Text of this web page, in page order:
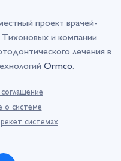
проект врачей-
и компании
лечения в
Ormco.
о системе
системах